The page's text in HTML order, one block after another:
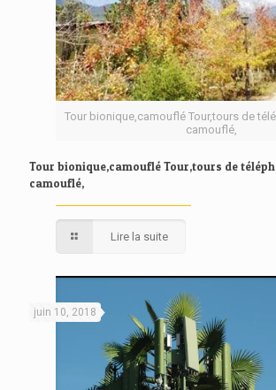
Tour bionique,camouflé Tour,tours de
camouflé,
Tour bionique,camouflé Tour,tours de
camouflé,
Lire la suite
juin 10, 2018